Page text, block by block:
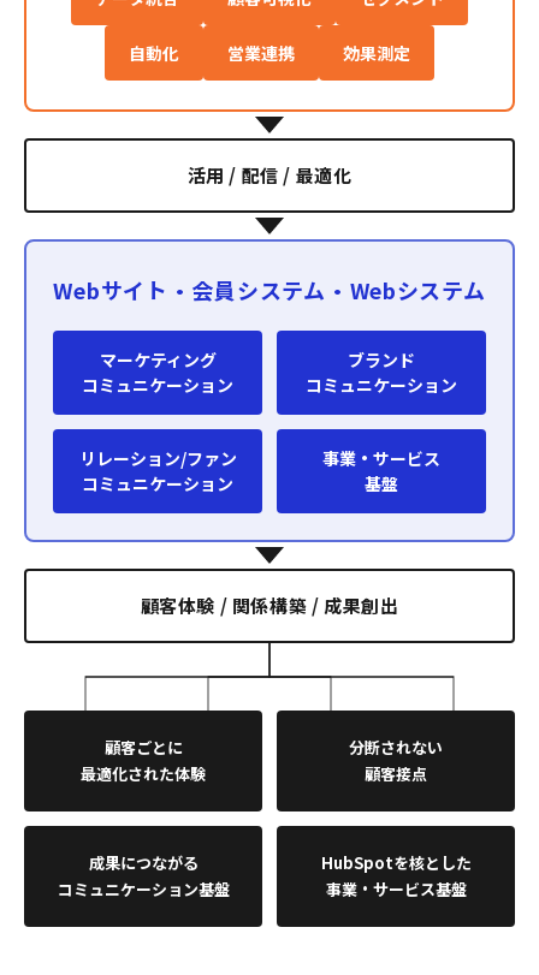
自動化 営業連携 効果測定
活用 / 配信 / 最適化
Webサイト・会員システム・Webシステム
マーケティング
コミュニケーション
ブランド
コミュニケーション
リレーション/ファン
コミュニケーション
事業・サービス
基盤
顧客体験 / 関係構築 / 成果創出
顧客ごとに
最適化された体験
分断されない
顧客接点
成果につながる
コミュニケーション基盤
HubSpotを核とした
事業・サービス基盤